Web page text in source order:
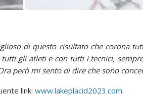
di questo risultato che corona
gli atleti e con tutti i tecnici,
però mi sento di dire che sono
link: www.lakeplacid2023.com.